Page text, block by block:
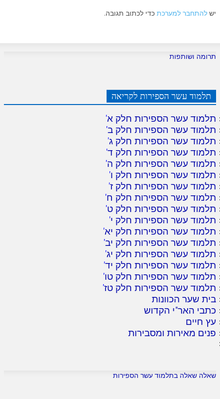
יש להתחבר למערכת כדי לכתוב תגובה.
תרומה ושותפות
תלמוד עשר הספירות לקריאה
תלמוד עשר הספירות חלק א'
תלמוד עשר הספירות חלק ב'
תלמוד עשר הספירות חלק ג'
תלמוד עשר הספירות חלק ד'
תלמוד עשר הספירות חלק ה'
תלמוד עשר הספירות חלק ו'
תלמוד עשר הספירות חלק ז'
תלמוד עשר הספירות חלק ח'
תלמוד עשר הספירות חלק ט'
תלמוד עשר הספירות חלק י'
תלמוד עשר הספירות חלק יא'
תלמוד עשר הספירות חלק יב'
תלמוד עשר הספירות חלק יג'
תלמוד עשר הספירות חלק יד'
תלמוד עשר הספירות חלק טו'
תלמוד עשר הספירות חלק טז'
בית שער הכוונות
כתבי האר"י הקדוש
עץ חיים
פנים מאירות ומסבירות
שאלה שאלה בתלמוד עשר הספירות